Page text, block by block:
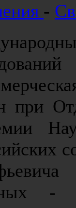
-
при
-